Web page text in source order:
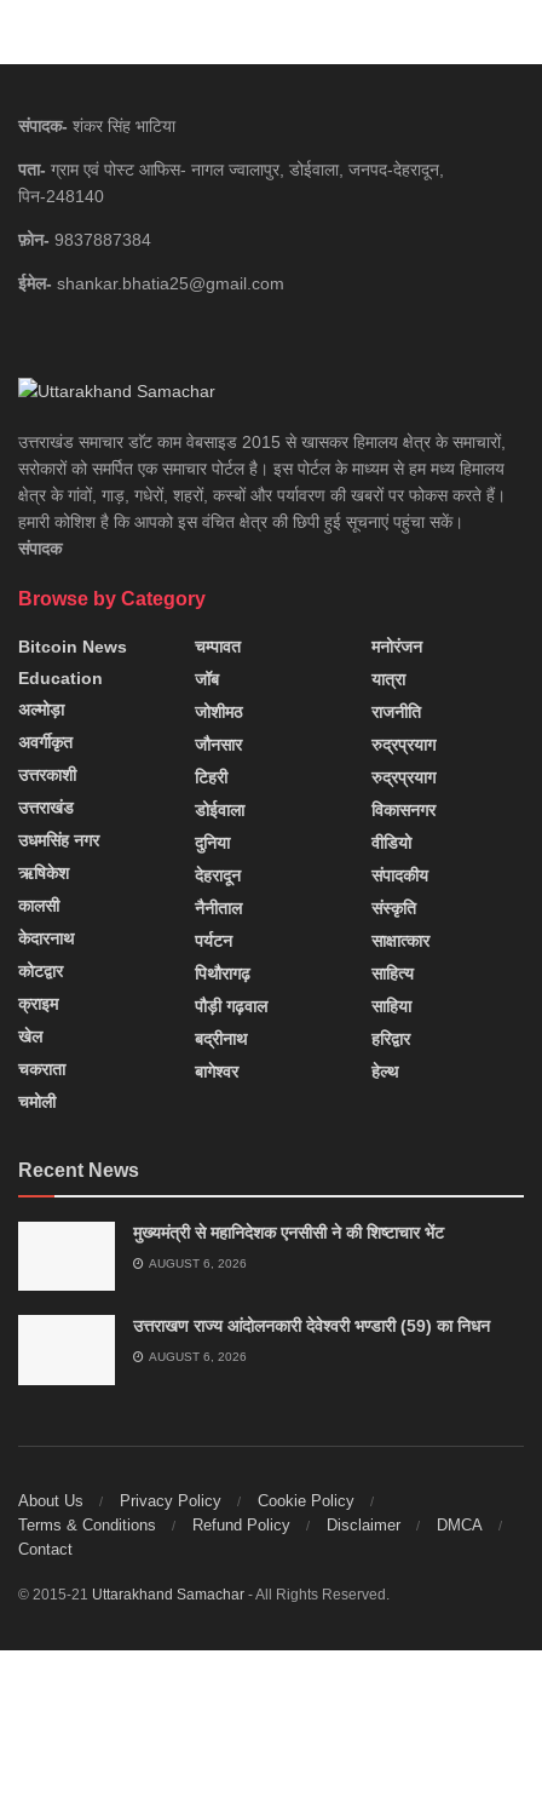
संपादक- शंकर सिंह भाटिया
पता- ग्राम एवं पोस्ट आफिस- नागल ज्वालापुर, डोईवाला, जनपद-देहरादून,
पिन-248140
फ़ोन- 9837887384
ईमेल- shankar.bhatia25@gmail.com
उत्तराखंड समाचार डाॅट काम वेबसाइड 2015 से खासकर हिमालय क्षेत्र के समाचारों,
सरोकारों को समर्पित एक समाचार पोर्टल है। इस पोर्टल के माध्यम से हम मध्य हिमालय
क्षेत्र के गांवों, गाड़, गधेरों, शहरों, कस्बों और पर्यावरण की खबरों पर फोकस करते हैं।
हमारी कोशिश है कि आपको इस वंचित क्षेत्र की छिपी हुई सूचनाएं पहुंचा सकें।
संपादक
Browse by Category
Bitcoin News
Education
अल्मोड़ा
अवर्गीकृत
उत्तरकाशी
उत्तराखंड
उधमसिंह नगर
ऋषिकेश
कालसी
केदारनाथ
कोटद्वार
क्राइम
खेल
चकराता
चमोली
चम्पावत
जॉब
जोशीमठ
जौनसार
टिहरी
डोईवाला
दुनिया
देहरादून
नैनीताल
पर्यटन
पिथौरागढ़
पौड़ी गढ़वाल
बद्रीनाथ
बागेश्वर
मनोरंजन
यात्रा
राजनीति
रुद्रप्रयाग
रुद्रप्रयाग
विकासनगर
वीडियो
संपादकीय
संस्कृति
साक्षात्कार
साहित्य
साहिया
हरिद्वार
हेल्थ
Recent News
मुख्यमंत्री से महानिदेशक एनसीसी ने की शिष्टाचार भेंट
AUGUST 6, 2026
उत्तराखण राज्य आंदोलनकारी देवेश्वरी भण्डारी (59) का निधन
AUGUST 6, 2026
About Us Privacy Policy
Cookie Policy
Terms & Conditions
Refund Policy Disclaimer
DMCA
Contact
© 2015-21 Uttarakhand Samachar - All Rights Reserved.